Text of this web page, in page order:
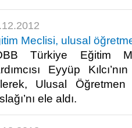
Meclisi, ulusal
Türkiye Eğitim
Eyyüp
Ulusal
ele aldı.​